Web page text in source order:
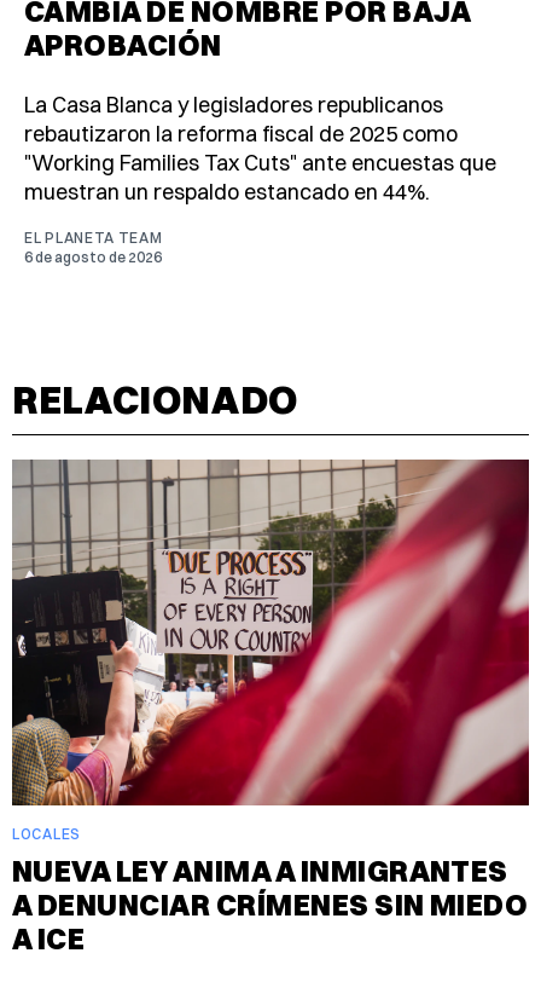
CAMBIA DE NOMBRE POR BAJA
APROBACIÓN
La Casa Blanca y legisladores republicanos
rebautizaron la reforma fiscal de 2025 como
"Working Families Tax Cuts" ante encuestas que
muestran un respaldo estancado en 44%.
EL PLANETA TEAM
6 de agosto de 2026
RELACIONADO
LOCALES
NUEVA LEY ANIMA A INMIGRANTES
A DENUNCIAR CRÍMENES SIN MIEDO
A ICE